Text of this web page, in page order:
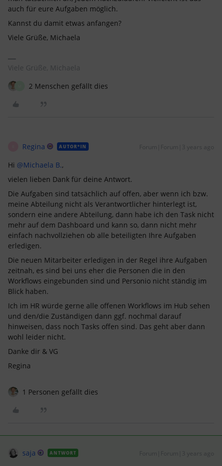
auch für eure Aufgaben möglich.
Kannst du damit etwas anfangen?
Viele Grüße, Michaela
Viele Grüße, Michaela
2 Menschen gefällt dies
Regina AUTOR*IN Forum|Forum|3 years ago
Hi @Michaela B.,
vielen lieben Dank für deine Antwort.
Die Aufgaben sind tatsächlich auf offen, aber wenn ich bzw.
meine Abteilung nicht als Verantwortlicher hinterlegt ist,
sondern eine andere Abteilung, dann habe ich den Task nicht
mehr auf dem Dashboard und kann so, dann nicht mehr
einfach nachvollziehen ob alle beteiligten Ihre Aufgaben
erledigen.
Die neuen Mitarbeiter erledigen in der Regel ihre Aufgaben
zeitnah, es sind bei uns eher die Personen die in den
Workflows eingebunden sind und Personio nicht ständig im
Blick haben.
Ich im HR würde gerne alle offenen Workflows im Hub sehen
und den/die Zuständigen dann ggf. nochmal darauf
hinweisen, dass noch Tasks offen sind. Das geht aber dann
wohl leider nicht.
Danke dir & VG
Regina
1 Personen gefällt dies
saja ANTWORT